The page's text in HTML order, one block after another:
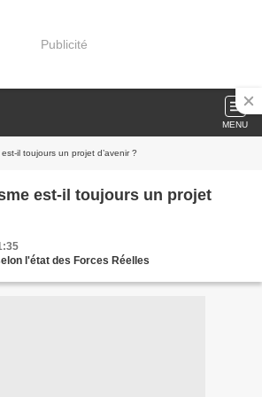
Publicité
MENU
il toujours un projet d’avenir ?
est-il toujours un projet
l'état des Forces Réelles